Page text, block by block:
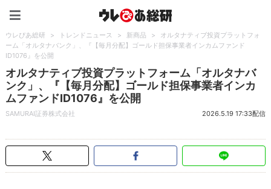
ウレぴあ総研 > トレンドニュース > 新商品 >
オルタナティブ投資プラットフォ
ーム「オルタナバンク」、『【毎月分配】ゴールド担保事業者インカムファンド
ID1076』を公開
オルタナティブ投資プラットフォーム「オルタナバ
ンク」、『【毎月分配】ゴールド担保事業者インカ
ムファンドID1076』を公開
SAMURAI証券株式会社 2026.5.19 17:33配信